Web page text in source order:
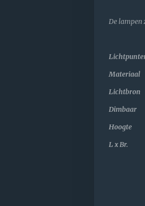
De lampen
Materiaal
Lichtbron
Dimbaar
Hoogte :
L x Br. :